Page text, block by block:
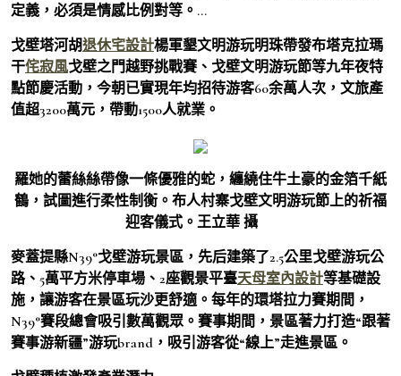
定義，必須是情感比例對等。…
戈壁塔河胡退休宅設計楊軍墾文明游玩明珠帶發布塔克拉瑪
干侘寂風戈壁之門越野挑戰賽、戈壁文明游玩節等九年夜特
點節慶活動，今朝已實現年均招待游客60余萬人次，文旅產
值超3200萬元，帶動1500人就業。
羅她的蕾絲絲帶像一條優雅的蛇，纏繞住牛土豪的金箔千紙
鶴，試圖進行柔性制衡。布人村寨戈壁文明游玩節上的祈福
迎客儀式。王立華 攝
麥蓋提縣N39°戈壁游玩景區，先后建築了2.5公里戈壁游玩公
路、5萬平方米停車場、2座觀景平臺天母室內設計等基礎設
施，讓游客在景區玩沙更舒適。每年的環塔拉力賽期間，
N39°賽段總會吸引數萬觀眾。賽事期間，景區著力打造“跟著
賽事游新疆”游玩brand，吸引游客從“線上”走進景區。